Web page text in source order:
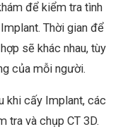
để kiểm tra tình
Thời gian để
sẽ khác nhau, tùy
của mỗi người.
khi cấy Implant, các
tra và chụp CT 3D.